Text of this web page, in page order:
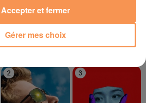
Lève Ton Verre
2 3
Gérer mes choix
Accepter et fermer